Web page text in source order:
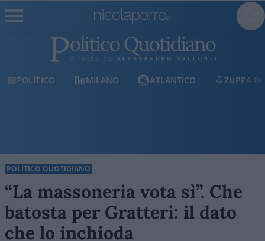
MILANO ATLANTICO ZUPPA DI PORRO
POLITICO QUOTIDIANO
“La massoneria vota sì”. Che
batosta per Gratteri: il dato
che lo inchioda